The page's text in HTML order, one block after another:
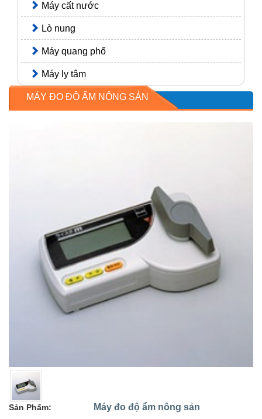
Máy cất nước
Lò nung
Máy quang phổ
Máy ly tâm
MÁY ĐO ĐỘ ẨM NÔNG SẢN
Sản Phẩm: Máy đo độ ẩm nông sản